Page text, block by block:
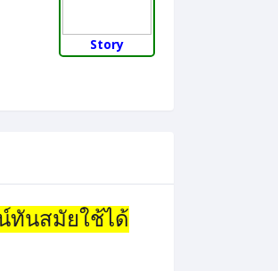
Story
ทันสมัยใช้ได้